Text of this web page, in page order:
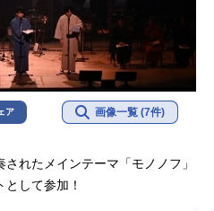
ア 画像一覧 (7件)
れたメインテーマ「モノノフ」
して参加！